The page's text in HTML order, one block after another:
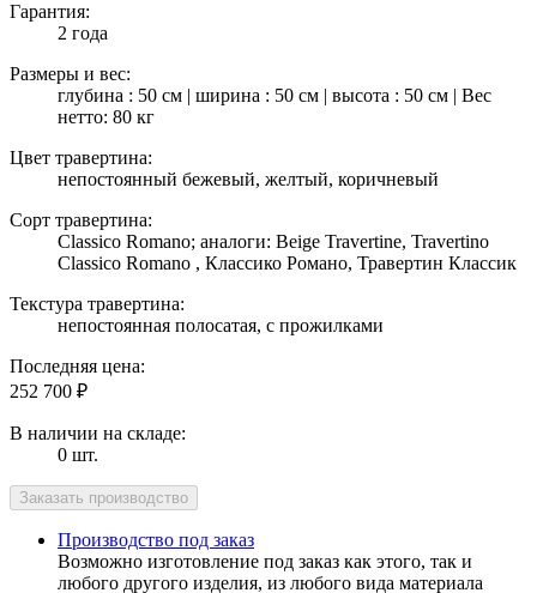
Гарантия:
2 года
Размеры и вес:
глубина : 50 см | ширина : 50 см | высота : 50 см | Вес
нетто: 80 кг
Цвет травертина:
непостоянный бежевый, желтый, коричневый
Сорт травертина:
Classico Romano; аналоги: Beige Travertine, Travertino
Classico Romano , Классико Романо, Травертин Классик
Текстура травертина:
непостоянная полосатая, с прожилками
Последняя цена:
252 700 ₽
В наличии на складе:
0 шт.
Производство под заказ
Возможно изготовление под заказ как этого, так и
любого другого изделия, из любого вида материала